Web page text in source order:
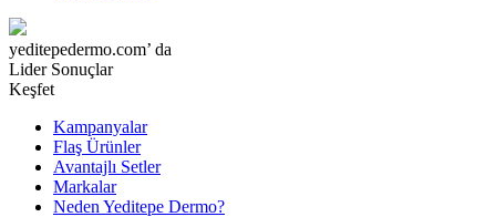
yeditepedermo.com’ da
Lider Sonuçlar
Keşfet
Kampanyalar
Flaş Ürünler
Avantajlı Setler
Markalar
Neden Yeditepe Dermo?